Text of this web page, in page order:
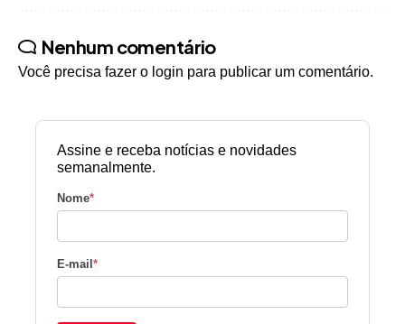
Nenhum comentário
Você precisa fazer o login para publicar um comentário.
Assine e receba notícias e novidades
semanalmente.
Nome*
E-mail *